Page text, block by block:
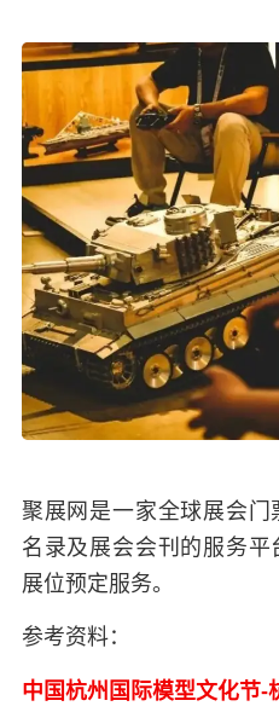
聚展网是一家全球展会
名录及展会会刊的服务
展位预定服务。
参考资料：
中国杭州国际模型文化节-